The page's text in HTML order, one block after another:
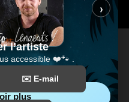
accessible ❤️🐾 .
›
plus
l’artiste
✉️ E-mail